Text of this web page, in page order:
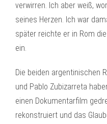
verwirren. Ich aber weiß,
seines Herzen. Ich war
später reichte er in Rom
ein.
Die beiden argentinischen
und Pablo Zubizarreta
einen Dokumentarfilm
rekonstruiert und das